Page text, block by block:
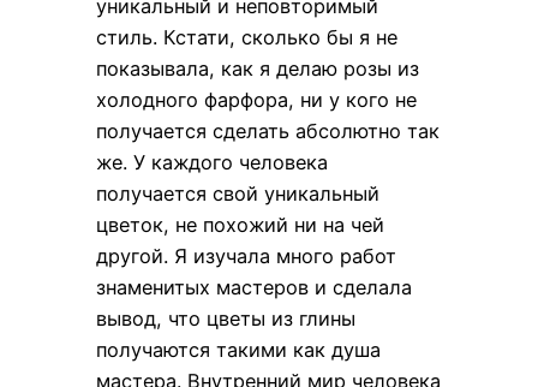
уникальный и неповторимый
стиль. Кстати, сколько бы я не
показывала, как я делаю розы из
холодного фарфора, ни у кого не
получается сделать абсолютно так
же. У каждого человека
получается свой уникальный
цветок, не похожий ни на чей
другой. Я изучала много работ
знаменитых мастеров и сделала
вывод, что цветы из глины
получаются такими как душа
мастера. Внутренний мир человека